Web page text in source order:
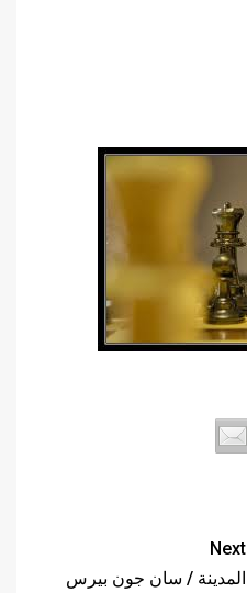
Next
المدينة / سان جون بيرس